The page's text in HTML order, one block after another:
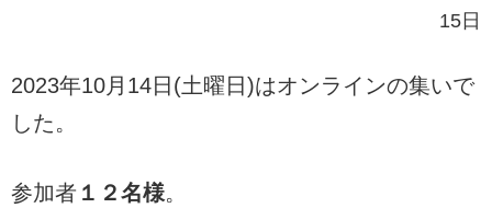
15日
2023年10月14日(土曜日)はオンラインの集いで
した。
参加者 １２名様。